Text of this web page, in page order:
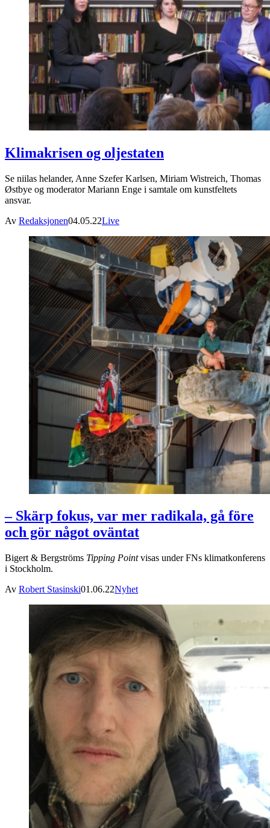
Klimakrisen og oljestaten
Se niilas helander, Anne Szefer Karlsen, Miriam Wistreich, Thomas
Østbye og moderator Mariann Enge i samtale om kunstfeltets
ansvar.
Av Redaksjonen04.05.22Live
– Skärp fokus, var mer radikala, gå före
och gör något oväntat
Bigert & Bergströms Tipping Pointvisas under FNs klimatkonferens
i Stockholm.
Av Robert Stasinski01.06.22Nyhet